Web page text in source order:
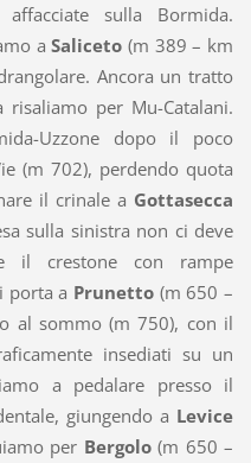
sulla Bormida.
aSaliceto (m 389 – km
Ancora un tratto
per Mu-Catalani.
Uzzone dopo il poco
(m 702), perdendo quota
il crinale a Gottasecca
sulla sinistra non ci deve
il crestone con rampe
porta a Prunetto (m 650 –
al sommo (m 750), con il
insediati su un
a pedalare presso il
giungendo a Levice
per Bergolo(m 650 –